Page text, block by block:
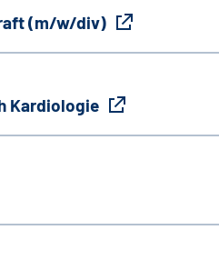
(m/w/div)
Kardiologie